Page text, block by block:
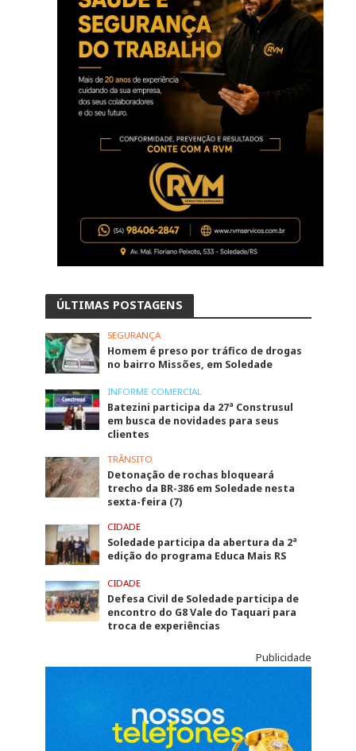
ÚLTIMAS POSTAGENS
SEGURANÇA
Homem é preso por tráfico de drogas
no bairro Missões, em Soledade
INFORME COMERCIAL
Batezini participa da 27ª Construsul
em busca de novidades para seus
clientes
TRÂNSITO
Detonação de rochas bloqueará
trecho da BR-386 em Soledade nesta
sexta-feira (7)
CIDADE
Soledade participa da abertura da 2ª
edição do programa Educa Mais RS
CIDADE
Defesa Civil de Soledade participa de
encontro do G8 Vale do Taquari para
troca de experiências
Publicidade